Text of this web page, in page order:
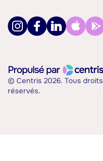
© Centris 2026. Tous droits
réservés.